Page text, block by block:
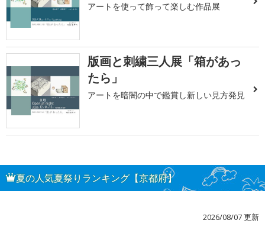
アートを使って飾って楽しむ作品展
版画と刺繍三人展「箱があっ
たら」
アートを暗闇の中で鑑賞し新しい見方発見
夏の人気夏祭りランキング【京都府】
2026/08/07 更新